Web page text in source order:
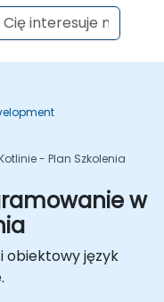
- Plan Szkolenia
w
obiektowy język